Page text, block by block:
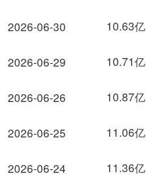
2026-06-30
2026-06-29
2026-06-26
2026-06-25
2026-06-24
10.63亿
10.71亿
10.87亿
11.06亿
11.36亿